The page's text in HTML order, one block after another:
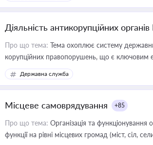
Діяльність антикорупційних
Про що тема: Тема охоплює систему
корупційних правопорушень, що є ключовим
та бізнесі
Державна служба
Місцеве самоврядування +85
Про що тема: Організація та функціонування
функції на рівні місцевих громад (міст, сіл,